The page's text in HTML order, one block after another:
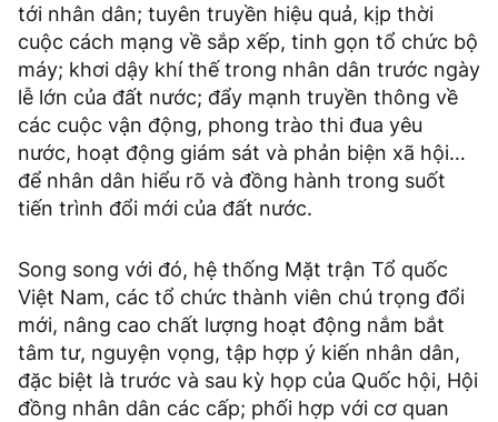
tới nhân dân; tuyên truyền hiệu quả, kịp thời
cuộc cách mạng về sắp xếp, tinh gọn tổ chức bộ
máy; khơi dậy khí thế trong nhân dân trước ngày
lễ lớn của đất nước; đẩy mạnh truyền thông về
các cuộc vận động, phong trào thi đua yêu
nước, hoạt động giám sát và phản biện xã hội…
để nhân dân hiểu rõ và đồng hành trong suốt
tiến trình đổi mới của đất nước.
Song song với đó, hệ thống Mặt trận Tổ quốc
Việt Nam, các tổ chức thành viên chú trọng đổi
mới, nâng cao chất lượng hoạt động nắm bắt
tâm tư, nguyện vọng, tập hợp ý kiến nhân dân,
đặc biệt là trước và sau kỳ họp của Quốc hội, Hội
đồng nhân dân các cấp; phối hợp với cơ quan